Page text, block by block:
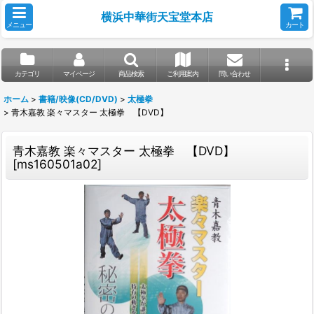
メニュー
横浜中華街天宝堂本店
カート
カテゴリ マイページ 商品検索 ご利用案内 問い合わせ
ホーム > 書籍/映像(CD/DVD) > 太極拳
> 青木嘉教 楽々マスター 太極拳 【DVD】
青木嘉教 楽々マスター 太極拳 【DVD】
[ms160501a02]